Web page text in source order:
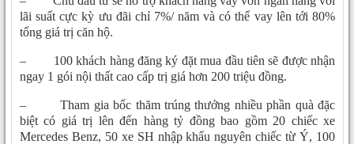
lãi suất cực kỳ ưu đãi chỉ 7%/ năm và có thể vay lên tới 80%
tổng giá trị căn hộ.
– 100 khách hàng đăng ký đặt mua đầu tiên sẽ được nhận
ngay 1 gói nội thất cao cấp trị giá hơn 200 triệu đồng.
– Tham gia bốc thăm trúng thưởng nhiều phần quà đặc
biệt có giá trị lên đến hàng tỷ đồng bao gồm 20 chiếc xe
Mercedes Benz, 50 xe SH nhập khẩu nguyên chiếc từ Ý, 100